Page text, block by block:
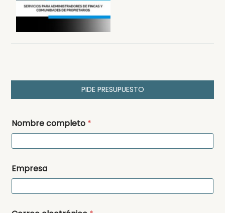
PIDE PRESUPUESTO
Nombre completo *
Empresa